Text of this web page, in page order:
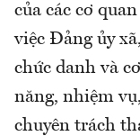
của các cơ
việc Đảng ủy
chức danh và
năng, nhiệm
chuyên trách